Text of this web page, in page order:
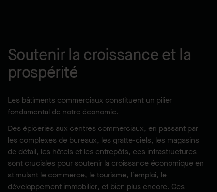
Soutenir la croissance et la
prospérité
Les bâtiments commerciaux constituent un pilier
fondamental de notre économie.
Des épiceries aux centres commerciaux, en passant par
les complexes de bureaux, les gratte-ciels, les magasins
de détail, les hôtels et les entrepôts, ces infrastructures
sont cruciales pour soutenir la croissance économique en
stimulant le commerce, le tourisme, l’emploi, le
développement immobilier, et bien plus encore. Ces